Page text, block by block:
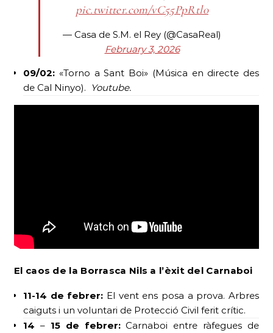
pic.twitter.com/vC55PpRtl0
— Casa de S.M. el Rey (@CasaReal)
February 3, 2026
09/02: «Torno a Sant Boi» (Música en directe des
de Cal Ninyo). Youtube.
El caos de la Borrasca Nils a l’èxit del Carnaboi
11-14 de febrer: El vent ens posa a prova. Arbres
caiguts i un voluntari de Protecció Civil ferit crític.
14 – 15 de febrer:Carnaboi entre ràfegues de